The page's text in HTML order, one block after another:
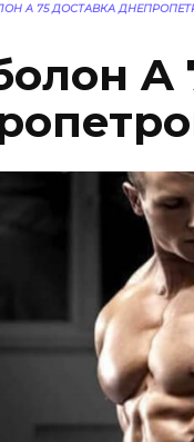
A 75 ДОСТАВКА
A